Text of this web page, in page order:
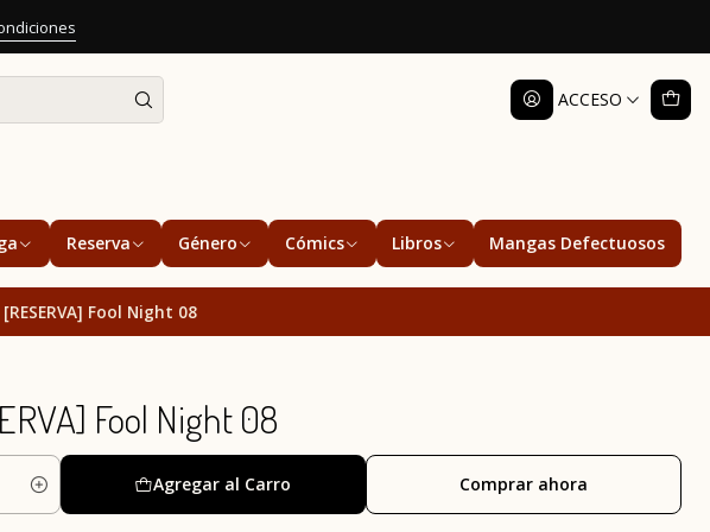
ACCESO
Reserva Género Cómics Libros Mangas Defectuosos
[RESERVA] Fool Night 08
Fool Night 08
Agregar al Carro Comprar ahora